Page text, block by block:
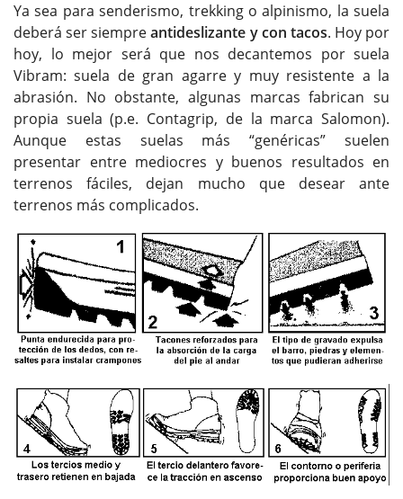
Ya sea para senderismo, trekking o alpinismo, la suela
deberá ser siempreantideslizante y con tacos. Hoy por
hoy, lo mejor será que nos decantemos por suela
Vibram: suela de gran agarre y muy resistente a la
abrasión. No obstante, algunas marcas fabrican su
propia suela (p.e. Contagrip, de la marca Salomon).
Aunque estas suelas más “genéricas” suelen
presentar entre mediocres y buenos resultados en
terrenos fáciles, dejan mucho que desear ante
terrenos más complicados.